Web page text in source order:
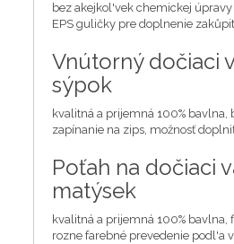
bez akejkol'vek chemickej úpravy
EPS guličky pre doplnenie
Vnútorný dočiaci
sýpok
kvalitná a prijemná 100% bavlna,
zapínanie na zips, možnosť
Poťah na dočiaci
matýsek
kvalitná a prijemná 100% bavlna,
rozne farebné prevedenie podl'a